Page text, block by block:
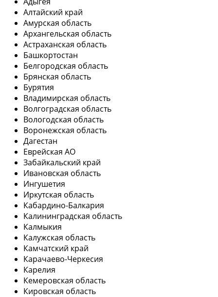
Алтайский край
Амурская область
Архангельская область
Астраханская область
Башкортостан
Белгородская область
Брянская область
Бурятия
Владимирская область
Волгоградская область
Вологодская область
Воронежская область
Дагестан
Еврейская АО
Забайкальский край
Ивановская область
Ингушетия
Иркутская область
Кабардино-Балкария
Калининградская область
Калмыкия
Калужская область
Камчатский край
Карачаево-Черкесия
Карелия
Кемеровская область
Кировская область